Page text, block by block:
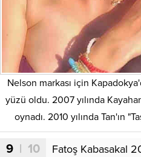
Nelson markası için
yüzü oldu. 2007 yılında
oynadı. 2010 yılında Tan'ın
9 | 10
Fatoş Kabasakal